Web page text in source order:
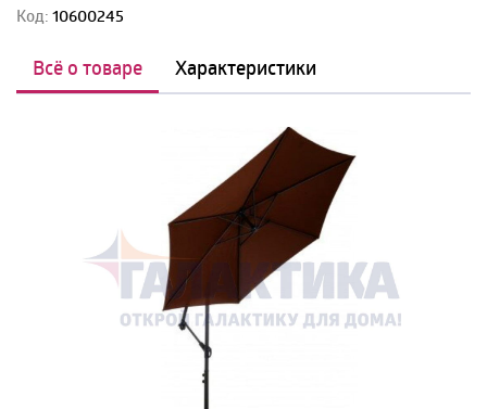
Код:10600245
Всё о товаре Характеристики